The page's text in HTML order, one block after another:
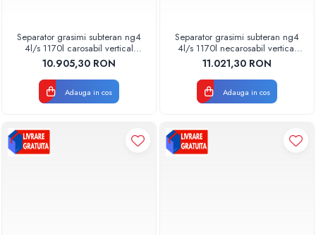
Separator grasimi subteran ng4
4l/s 1170l carosabil vertical
48920000400 Aquaclean
Valrom
10.905,30 RON
Adauga in cos
Separator grasimi subteran ng4
4l/s 1170l necarosabil vertical
48910000400 Aquaclean
Valrom
11.021,30 RON
Adauga in cos